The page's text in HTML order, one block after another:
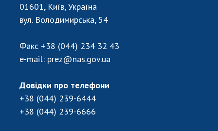
Міжнародні угоди
Міжнародні програми та конкурси
ДОКУМЕНТИ
Нормативні акти НАН України
Державний бюджет НАН України
Вибори до складу НАН України
Бланки документів
01601, Київ, Україна
вул. Володимирська, 54
Факс +38 (044) 234 32 43
e-mail: prez@nas.gov.ua
Довідки про телефони
+38 (044) 239-6444
+38 (044) 239-6666